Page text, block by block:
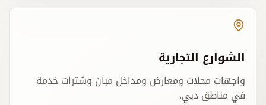
الشوارع التجارية
واجهات محلات ومعارض ومداخل مبان وشترات خدمة
في مناطق دبي.